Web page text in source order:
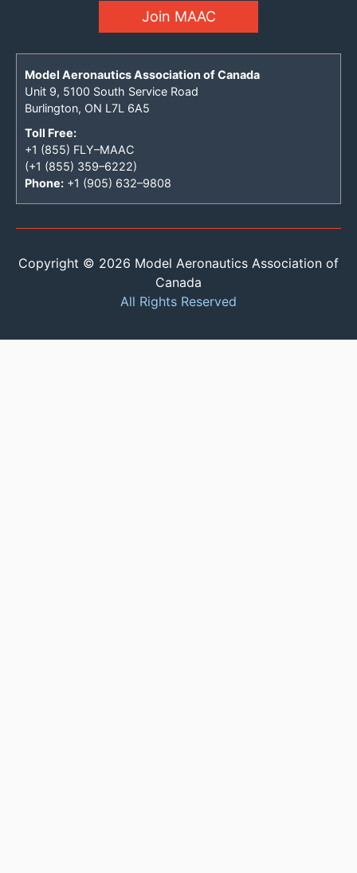
Join MAAC
Model Aeronautics Association of Canada
Unit 9, 5100 South Service Road
Burlington, ON L7L 6A5
Toll Free:
+1 (855) FLY–MAAC
(+1 (855) 359–6222)
Phone: +1 (905) 632–9808
Copyright © 2026 Model Aeronautics Association of
Canada
All Rights Reserved